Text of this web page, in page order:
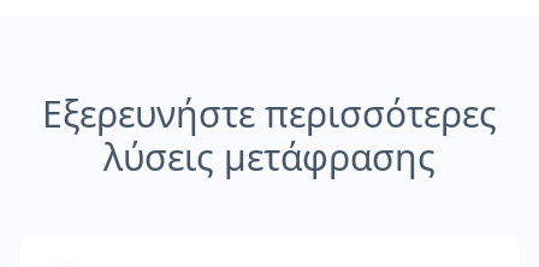
Εξερευνήστε περισσότερες
λύσεις μετάφρασης